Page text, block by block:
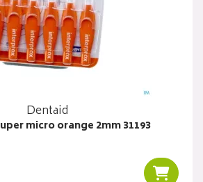
Dentaid
micro orange 2mm 31193